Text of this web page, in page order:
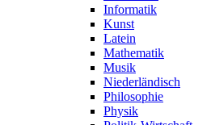
Informatik
Kunst
Latein
Mathematik
Musik
Niederländisch
Philosophie
Physik